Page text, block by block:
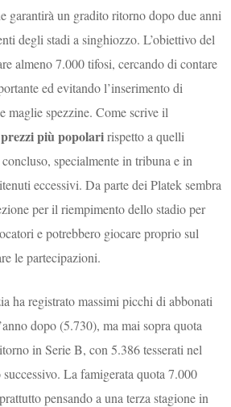
garantirà un gradito ritorno dopo due anni
degli stadi a singhiozzo. L’obiettivo del
almeno 7.000 tifosi, cercando di contare
ed evitando l’inserimento di
maglie spezzine. Come scrive il
più popolaririspetto a quelli
specialmente in tribuna e in
eccessivi. Da parte dei Platek sembra
per il riempimento dello stadio per
e potrebbero giocare proprio sul
le partecipazioni.
ha registrato massimi picchi di abbonati
dopo (5.730), ma mai sopra quota
in Serie B, con 5.386 tesserati nel
La famigerata quota 7.000
pensando a una terza stagione in